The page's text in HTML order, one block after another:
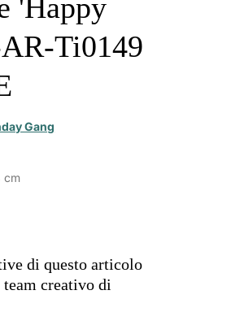
'Happy
Ti0149
Gang
cm
di questo articolo
creativo di